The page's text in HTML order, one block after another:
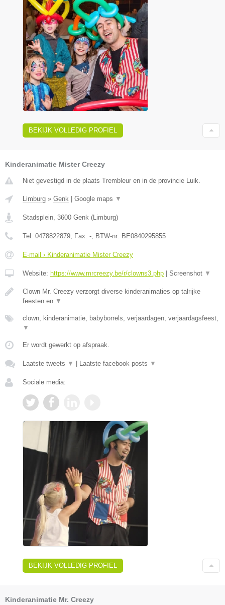
BEKIJK VOLLEDIG PROFIEL
Kinderanimatie Mister Creezy
Niet gevestigd in de plaats Trembleur en in de provincie Luik.
Limburg » Genk Google maps ▼
Stadsplein, 3600 Genk (Limburg)
Tel: 0478822879, Fax: -, BTW-nr: BE0840295855
E-mail › Kinderanimatie Mister Creezy
Website: https://www.mrcreezy.be/r/clowns3.php Screenshot ▼
Clown Mr. Creezy verzorgt diverse kinderanimaties op talrijke
feesten en ▼
clown, kinderanimatie, babyborrels, verjaardagen, verjaardagsfeest,
▼
Er wordt gewerkt op afspraak.
Laatste tweets ▼ Laatste facebook posts ▼
Sociale media:
BEKIJK VOLLEDIG PROFIEL
Kinderanimatie Mr. Creezy